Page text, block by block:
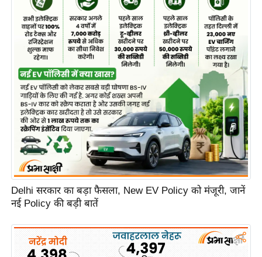
Delhi सरकार का बड़ा फैसला, New EV Policy को मंजूरी, जानें
नई Policy की बड़ी बातें